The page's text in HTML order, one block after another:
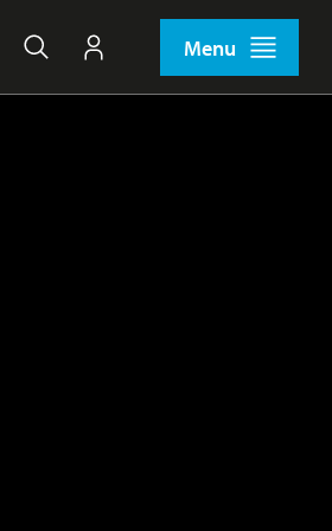
Hledat Můj účet Menu